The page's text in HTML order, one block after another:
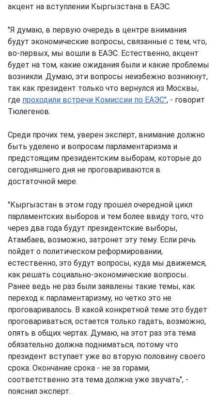
акцент на вступлении Кыргызстана в ЕАЭС.
"Я думаю, в первую очередь в центре внимания
будут экономические вопросы, связанные с тем, что,
во-первых, мы вошли в ЕАЭС. Естественно, акцент
будет на том, какие ожидания были и какие проблемы
возникли. Думаю, эти вопросы неизбежно возникнут,
так как президент только что вернулся из Москвы,
где проходили встречи Комиссии по ЕАЭС", - говорит
Тюлегенов.
Среди прочих тем, уверен эксперт, внимание должно
быть уделено и вопросам парламентаризма и
предстоящим президентским выборам, которые до
сегодняшнего дня не проговариваются в
достаточной мере.
"Кыргызстан в этом году прошел очередной цикл
парламентских выборов и тем более ввиду того, что
через два года будут президентские выборы,
Атамбаев, возможно, затронет эту тему. Если речь
пойдет о политическом реформировании,
естественно, это будут вопросы, куда мы движемся,
как решать социально-экономические вопросы.
Ранее ведь не раз были заявлены такие темы, как
переход к парламентаризму, но четко это не
проговаривалось. В какой конкретной теме это будет
проговариваться, остается только гадать, возможно,
опять в общих чертах. Думаю, на этот раз эта тема
обязательно должна подниматься, потому что
президент вступает уже во вторую половину своего
срока. Окончание срока - не за горами,
соответственно эта тема должна уже звучать", -
пояснил эксперт.